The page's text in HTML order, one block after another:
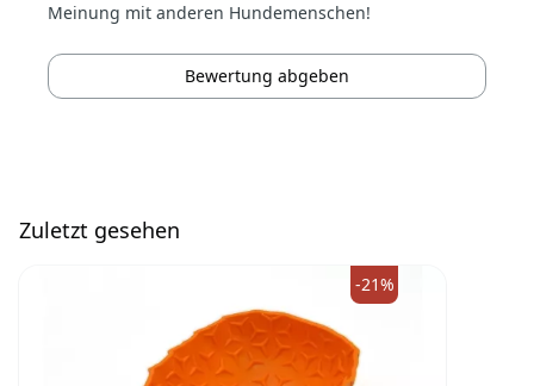
Meinung mit anderen Hundemenschen!
Bewertung abgeben
Zuletzt gesehen
-21%